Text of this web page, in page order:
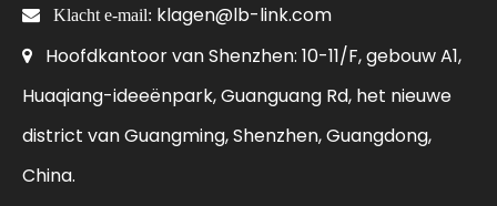
 Klacht e-mail: klagen@lb-link.com
 Hoofdkantoor van Shenzhen: 10-11/F, gebouw A1,
Huaqiang-ideeënpark, Guanguang Rd, het nieuwe
district van Guangming, Shenzhen, Guangdong,
China.